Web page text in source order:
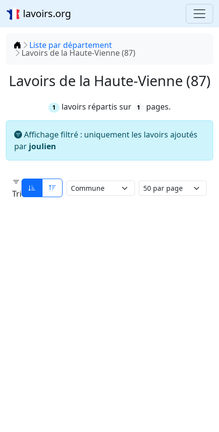
lavoirs.org
Accueil
Liste par département
Lavoirs de la Haute-Vienne (87)
Lavoirs de la Haute-Vienne (87)
1 lavoirs répartis sur 1 pages.
Affichage filtré : uniquement les lavoirs ajoutés
par joulien
Tri